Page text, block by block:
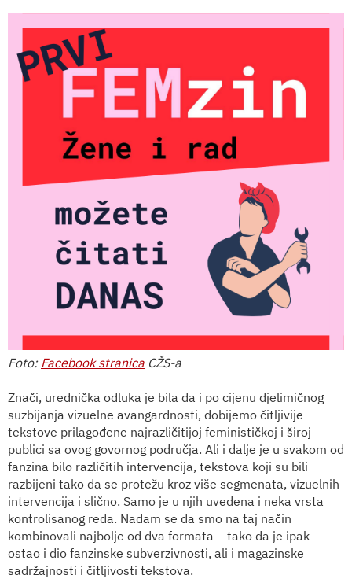
Foto: Facebook stranica CŽS-a
Znači, urednička odluka je bila da i po cijenu djelimičnog
suzbijanja vizuelne avangardnosti, dobijemo čitljivije
tekstove prilagođene najrazličitijoj feminističkoj i široj
publici sa ovog govornog područja. Ali i dalje je u svakom od
fanzina bilo različitih intervencija, tekstova koji su bili
razbijeni tako da se protežu kroz više segmenata, vizuelnih
intervencija i slično. Samo je u njih uvedena i neka vrsta
kontrolisanog reda. Nadam se da smo na taj način
kombinovali najbolje od dva formata – tako da je ipak
ostao i dio fanzinske subverzivnosti, ali i magazinske
sadržajnosti i čitljivosti tekstova.